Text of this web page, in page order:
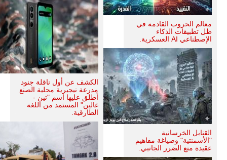
معالم الحروب القادمة في
ظل تطبيقات الذكاء
الإصطناعي AI العسكرية.
القنابل الخرسانية
"الأسمنتية" وصياغة مفاهيم
عقيدة منع الضرر الجانبي.
الكشف عن أول ناقلة جنود
مدرعة نيجيرية محلية الصنع
أطلق عليها اسم "تين -
غالين" المستمد من اللغة
الطارقية.